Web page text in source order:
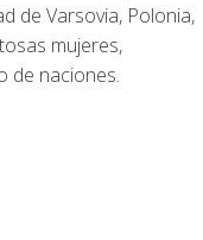
de Varsovia, Polonia,
mujeres,
de naciones.